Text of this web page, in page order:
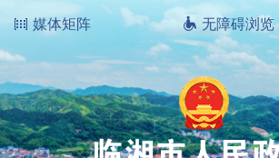
媒体矩阵 无障碍浏览